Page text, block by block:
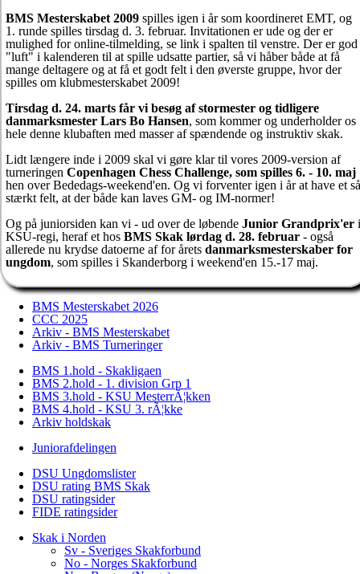
BMS Mesterskabet 2009 spilles igen i år som koordineret EMT, og
1. runde spilles tirsdag d. 3. februar. Invitationen er ude og der er
mulighed for online-tilmelding, se link i spalten til venstre. Der er god
"luft" i kalenderen til at spille udsatte partier, så vi håber både at få
mange deltagere og at få et godt felt i den øverste gruppe, hvor der
spilles om klubmesterskabet 2009!
Tirsdag d. 24. marts får vi besøg af stormester og tidligere
danmarksmester Lars Bo Hansen, som kommer og underholder os
hele denne klubaften med masser af spændende og instruktiv skak.
Lidt længere inde i 2009 skal vi gøre klar til vores 2009-version af
turneringen Copenhagen Chess Challenge, som spilles 6. - 10. maj
hen over Bededags-weekend'en. Og vi forventer igen i år at have et så
stærkt felt, at der både kan laves GM- og IM-normer!
Og på juniorsiden kan vi - ud over de løbende Junior Grandprix'er i
KSU-regi, heraf et hos BMS Skak lørdag d. 28. februar - også
allerede nu krydse datoerne af for årets danmarksmesterskaber for
ungdom, som spilles i Skanderborg i weekend'en 15.-17 maj.
BMS Mesterskabet 2026
CCC 2025
Arkiv - BMS Mesterskabet
Arkiv - BMS Turneringer
BMS 1.hold - Skakligaen
BMS 2.hold - 1. division Grp 1
BMS 3.hold - KSU MesterrÃ¦kken
BMS 4.hold - KSU 3. rÃ¦kke
Arkiv holdskak
Juniorafdelingen
DSU Ungdomslister
DSU rating BMS Skak
DSU ratingsider
FIDE ratingsider
Skak i Norden
Sv - Sveriges Skakforbund
No - Norges Skakforbund